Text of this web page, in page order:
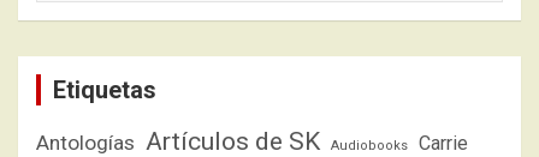
Etiquetas
Antologías Artículos de SK Audiobooks Carrie